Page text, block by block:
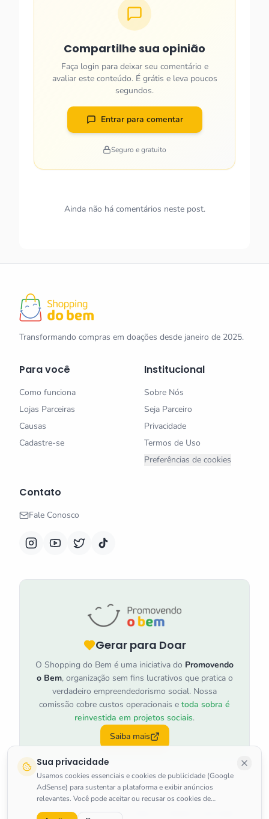
Sua privacidade
Usamos cookies essenciais e cookies de publicidade (Google
AdSense) para sustentar a plataforma e exibir anúncios
relevantes. Você pode aceitar ou recusar os cookies de
marketing a qualquer momento.
Compartilhe sua opinião
Faça login para deixar seu comentário e
avaliar este conteúdo. É grátis e leva poucos
segundos.
Entrar para comentar
Seguro e gratuito
Ainda não há comentários neste post.
Transformando compras em doações desde janeiro de 2025.
Para você
Como funciona
Lojas Parceiras
Causas
Cadastre-se
Institucional
Sobre Nós
Seja Parceiro
Privacidade
Termos de Uso
Preferências de cookies
Contato
Fale Conosco
Gerar para Doar
O Shopping do Bem é uma iniciativa do Promovendo
o Bem, organização sem fins lucrativos que pratica o
verdadeiro empreendedorismo social. Nossa
comissão cobre custos operacionais e toda sobra é
reinvestida em projetos sociais.
Saiba mais
©2026 Shopping do Bem